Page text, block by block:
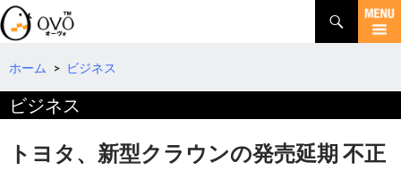
検
索
コ
テ
へ
ホーム > ビジネス
ビジネス
トヨタ、新型クラウンの発売延期 不正